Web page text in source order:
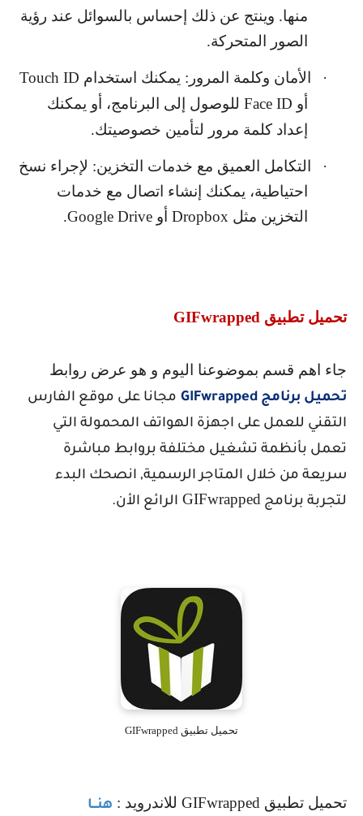
منها. وينتج عن ذلك إحساس بالسوائل عند رؤية
الصور المتحركة.
· الأمان وكلمة المرور: يمكنك استخدام Touch ID
أو Face ID للوصول إلى البرنامج، أو يمكنك
إعداد كلمة مرور لتأمين خصوصيتك.
·
التكامل العميق مع خدمات التخزين: لإجراء نسخ
احتياطية، يمكنك إنشاء اتصال مع خدمات
التخزين مثل Dropbox أو Google Drive
.
تحميل تطبيق GIFwrapped
جاء اهم قسم بموضوعنا اليوم و هو عرض روابط
تحميل برنامج GIFwrapped مجانا على موقع الفارس
التقني للعمل على اجهزة الهواتف المحمولة التي
تعمل بأنظمة تشغيل مختلفة بروابط مباشرة
سريعة من خلال المتاجر الرسمية, انصحك البدء
لتجربة برنامج GIFwrapped الرائع الأن.
تحميل تطبيق GIFwrapped
تحميل تطبيق GIFwrapped للاندرويد : هنـــا